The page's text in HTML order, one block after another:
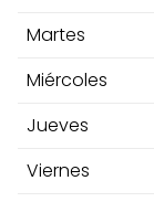
Martes
Miércoles
Jueves
Viernes